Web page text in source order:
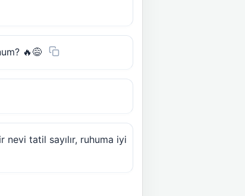
🔥😅
tatil sayılır, ruhuma iyi